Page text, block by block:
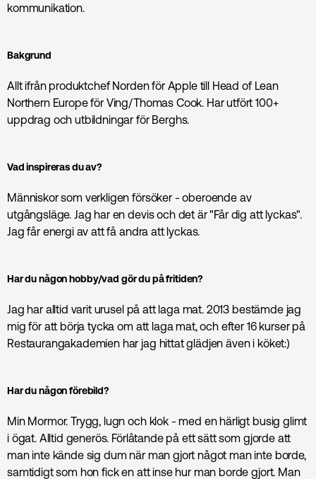
kommunikation.
Bakgrund
Allt ifrån produktchef Norden för Apple till Head of Lean
Northern Europe för Ving/Thomas Cook. Har utfört 100+
uppdrag och utbildningar för Berghs.
Vad inspireras du av?
Människor som verkligen försöker - oberoende av
utgångsläge. Jag har en devis och det är "Får dig att lyckas".
Jag får energi av att få andra att lyckas.
Har du någon hobby/vad gör du på fritiden?
Jag har alltid varit urusel på att laga mat. 2013 bestämde jag
mig för att börja tycka om att laga mat, och efter 16 kurser på
Restaurangakademien har jag hittat glädjen även i köket:)
Har du någon förebild?
Min Mormor. Trygg, lugn och klok - med en härligt busig glimt
i ögat. Alltid generös. Förlåtande på ett sätt som gjorde att
man inte kände sig dum när man gjort något man inte borde,
samtidigt som hon fick en att inse hur man borde gjort. Man